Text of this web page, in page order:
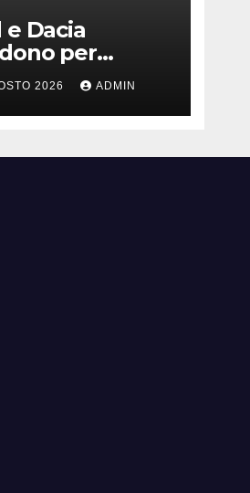
e Dacia
per
il Danubio
la produzione
2026 ADMIN